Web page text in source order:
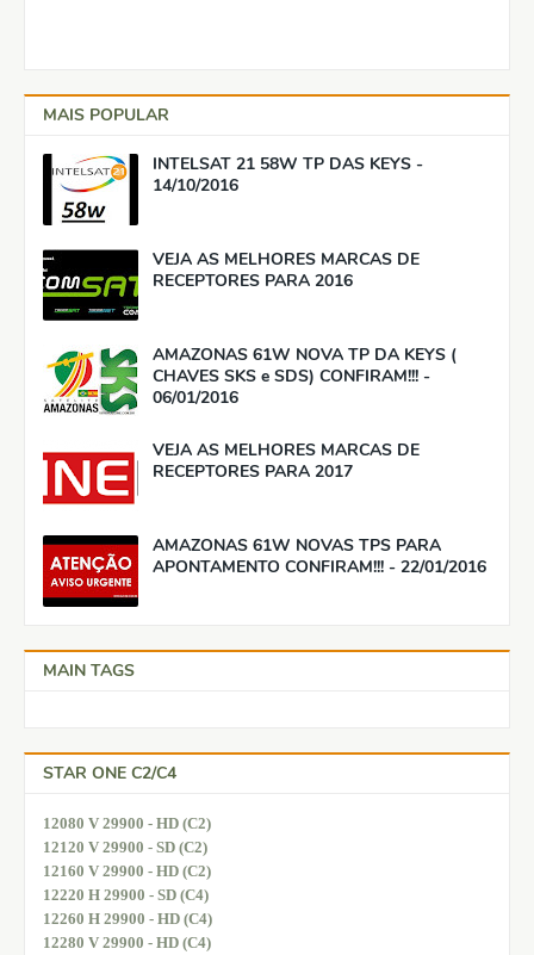
MAIS POPULAR
INTELSAT 21 58W TP DAS KEYS -
14/10/2016
VEJA AS MELHORES MARCAS DE
RECEPTORES PARA 2016
AMAZONAS 61W NOVA TP DA KEYS (
CHAVES SKS e SDS) CONFIRAM!!! -
06/01/2016
VEJA AS MELHORES MARCAS DE
RECEPTORES PARA 2017
AMAZONAS 61W NOVAS TPS PARA
APONTAMENTO CONFIRAM!!! - 22/01/2016
MAIN TAGS
STAR ONE C2/C4
12080 V 29900 - HD (C2)
12120 V 29900 - SD (C2)
12160 V 29900 - HD (C2)
12220 H 29900 - SD (C4)
12260 H 29900 - HD (C4)
12280 V 29900 - HD (C4)